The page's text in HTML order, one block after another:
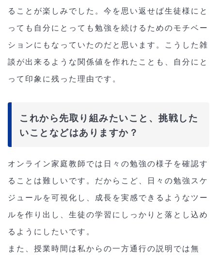
ることが楽しみでした。今を思い返せば生徒様にと
っても自分にとっても勉強を続けるためのモチベー
ションにもなっていたのだと思います。こうした雑
談が出来るような関係値を作れたことも、自分にと
って印象に残った理由です。
これから先取り組みたいこと、挑戦した
いことなどはありますか？
オンライン家庭教師では日々の勉強の様子を確認す
ることは難しいです。だからこど、日々の勉強スケ
ジュールを可視化し、成長を実感できるようなツー
ルを作り出し、生徒の学習にしっかりと落とし込め
るようにしたいです。
また、授業時間は私からの一方通行の説明では無